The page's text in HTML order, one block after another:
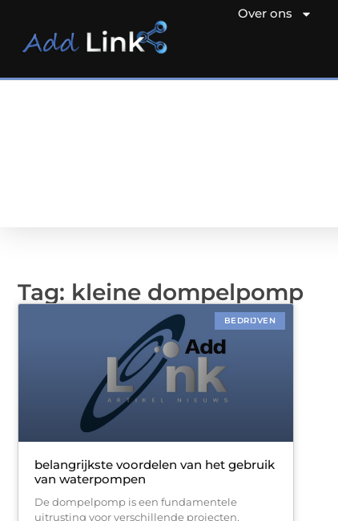
Over ons
Tag: kleine dompelpomp
BEDRIJVEN
belangrijkste voordelen van het gebruik
van waterpompen
De dompelpomp is een fundamentele
uitrusting voor verschillende projecten.